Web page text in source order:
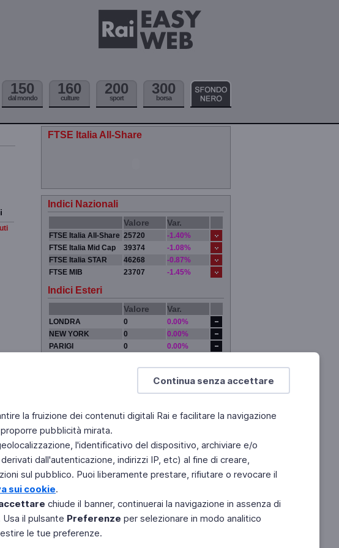
Continua senza accettare
la fruizione dei contenuti digitali Rai e facilitare la navigazione
pubblicità mirata.
l'identificativo del dispositivo, archiviare e/o
dall'autenticazione, indirizzi IP, etc) al fine di creare,
sul pubblico. Puoi liberamente prestare, rifiutare o revocare il
sui cookie.
chiude il banner, continuerai la navigazione in assenza di
il pulsante Preferenze per selezionare in modo analitico
le tue preferenze.
150
dal mondo
160
culture
200
sport
300
borsa
FTSE Italia All-Share
Indici Nazionali
Valore Var.
FTSE Italia All-Share 25720
-1.40%
FTSE Italia Mid Cap
39374
-1.08%
FTSE Italia STAR
46268
-0.87%
FTSE MIB
23707 -1.45%
Indici Esteri
Valore Var.
LONDRA 0
0.00%
NEW YORK
0
0.00%
PARIGI
0
0.00%